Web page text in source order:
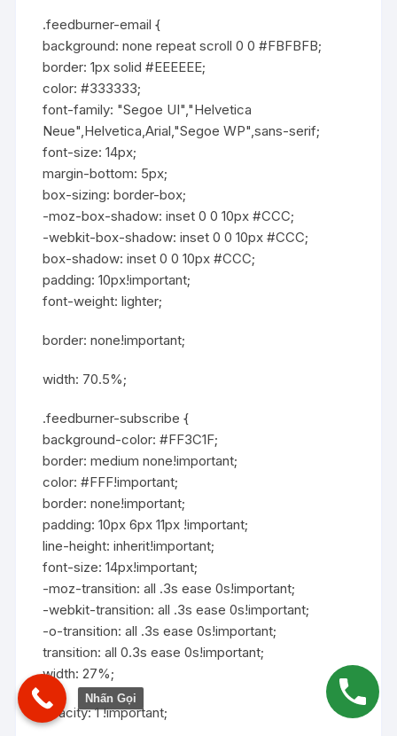
.feedburner-email {
background: none repeat scroll 0 0 #FBFBFB;
border: 1px solid #EEEEEE;
color: #333333;
font-family: "Segoe UI","Helvetica
Neue",Helvetica,Arial,"Segoe WP",sans-serif;
font-size: 14px;
margin-bottom: 5px;
box-sizing: border-box;
-moz-box-shadow: inset 0 0 10px #CCC;
-webkit-box-shadow: inset 0 0 10px #CCC;
box-shadow: inset 0 0 10px #CCC;
padding: 10px!important;
font-weight: lighter;
border: none!important;
width: 70.5%;
.feedburner-subscribe {
background-color: #FF3C1F;
border: medium none!important;
color: #FFF!important;
border: none!important;
padding: 10px 6px 11px !important;
line-height: inherit!important;
font-size: 14px!important;
-moz-transition: all .3s ease 0s!important;
-webkit-transition: all .3s ease 0s!important;
-o-transition: all .3s ease 0s!important;
transition: all 0.3s ease 0s!important;
width: 27%;
opacity: 1 !important;
Nhấn Gọi